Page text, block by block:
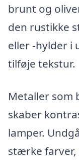
brunt og
den rustikke
eller -hylder i
tilføje tekstur.
Metaller som
skaber
lamper.
stærke farver,